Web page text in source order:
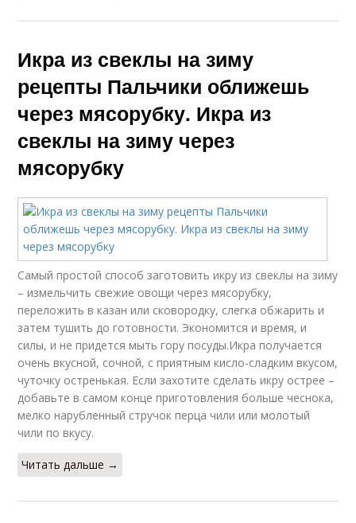
Икра из свеклы на зиму
рецепты Пальчики оближешь
через мясорубку. Икра из
свеклы на зиму через
мясорубку
Самый простой способ заготовить икру из свеклы на зиму
– измельчить свежие овощи через мясорубку,
переложить в казан или сковородку, слегка обжарить и
затем тушить до готовности. Экономится и время, и
силы, и не придется мыть гору посуды.Икра получается
очень вкусной, сочной, с приятным кисло-сладким вкусом,
чуточку остренькая. Если захотите сделать икру острее –
добавьте в самом конце приготовления больше чеснока,
мелко нарубленный стручок перца чили или молотый
чили по вкусу.
Читать дальше →